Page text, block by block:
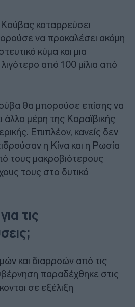
καταρρεύσει
να προκαλέσει ακόμη
κύμα και μια
από 100 μίλια από
θα μπορούσε επίσης να
μέρη της Καραϊβικής
Επιπλέον, κανείς δεν
η Κίνα και η Ρωσία
τους μακροβιότερους
τους στο δυτικό
τις
και διαρροών από τις
παραδέχθηκε στις
σε εξέλιξη